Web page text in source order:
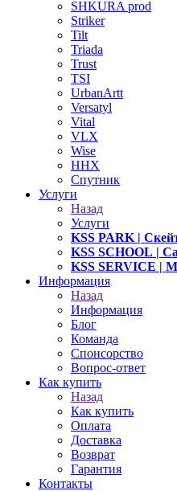
SHKURA рrоd
Striker
Tilt
Triada
Trust
TSI
UrbanArtt
Versatyl
Vital
VLX
Wise
ННХ
Спутник
Услуги
Назад
Услуги
KSS PARK |
KSS SCHOOL |
KSS SERVICE |
Информация
Назад
Информация
Блог
Команда
Спонсорство
Вопрос-ответ
Как купить
Назад
Как купить
Оплата
Доставка
Возврат
Гарантия
Контакты